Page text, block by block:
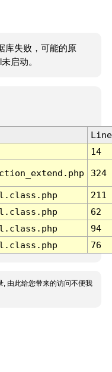
库失败，可能的原
启动。
Line
14
324
211
62
94
76
, 由此给您带来的访问不便我